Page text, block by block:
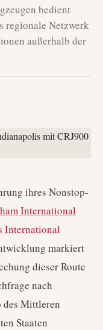
bedient
regionale Netzwerk
außerhalb der
ihres Nonstop-
International
International
markiert
dieser Route
nach
des Mittleren
Staaten